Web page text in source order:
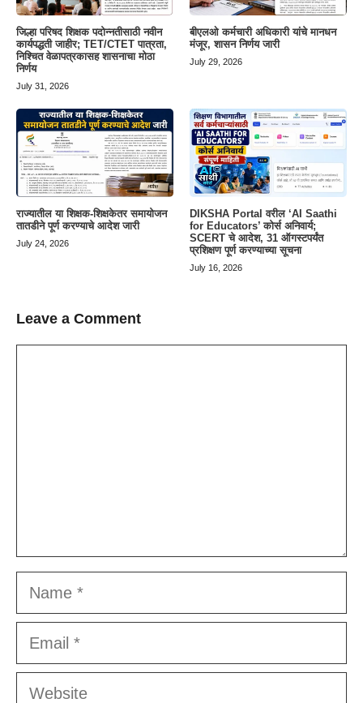
जिल्हा परिषद शिक्षक पदोन्नतीसाठी नवीन
कार्यपद्धती जाहीर; TET/CTET पात्रता,
निश्चित वेळापत्रकासह शासनाचा मोठा
निर्णय
July 31, 2026
बीएलओ कर्मचारी अधिकारी यांचे मानधन
मंजूर, शासन निर्णय जारी
July 29, 2026
राज्यातील या शिक्षक-शिक्षकेतर समायोजन
तातडीने पूर्ण करण्याचे आदेश जारी
July 24, 2026
DIKSHA Portal वरील ‘AI Saathi
for Educators’ कोर्स अनिवार्य;
SCERT चे आदेश, 31 ऑगस्टपर्यंत
प्रशिक्षण पूर्ण करण्याच्या सूचना
July 16, 2026
Leave a Comment
Name
Email
Website